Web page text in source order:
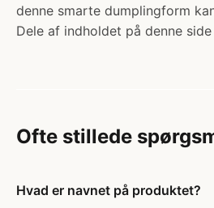
denne smarte dumplingform
Dele af indholdet på denne
Ofte stillede
Hvad er navnet på produktet?